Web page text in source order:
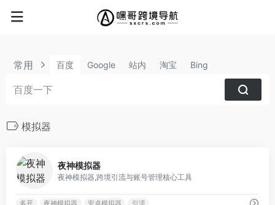
常用 百度 Google 站内 淘宝 Bing
模拟器
夜神模拟器
夜神模拟器,跨境引流与账号管理核心工具